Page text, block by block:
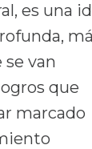
es una
se van
que
marcado